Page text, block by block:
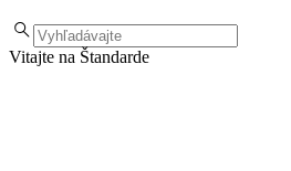
Vitajte na Štandarde